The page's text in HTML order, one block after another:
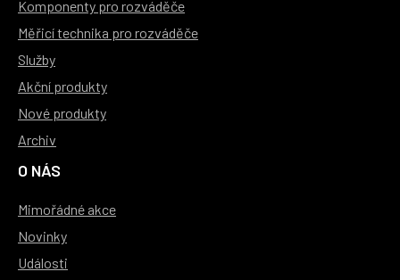
Komponenty pro rozváděče
Měřicí technika pro rozváděče
Služby
Akční produkty
Nové produkty
Archiv
O NÁS
Mimořádné akce
Novinky
Události